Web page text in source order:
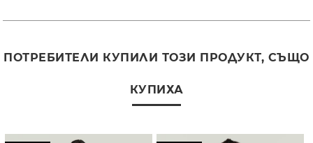
ПОТРЕБИТЕЛИ КУПИЛИ ТОЗИ ПРОДУКТ, СЪЩО
КУПИХА